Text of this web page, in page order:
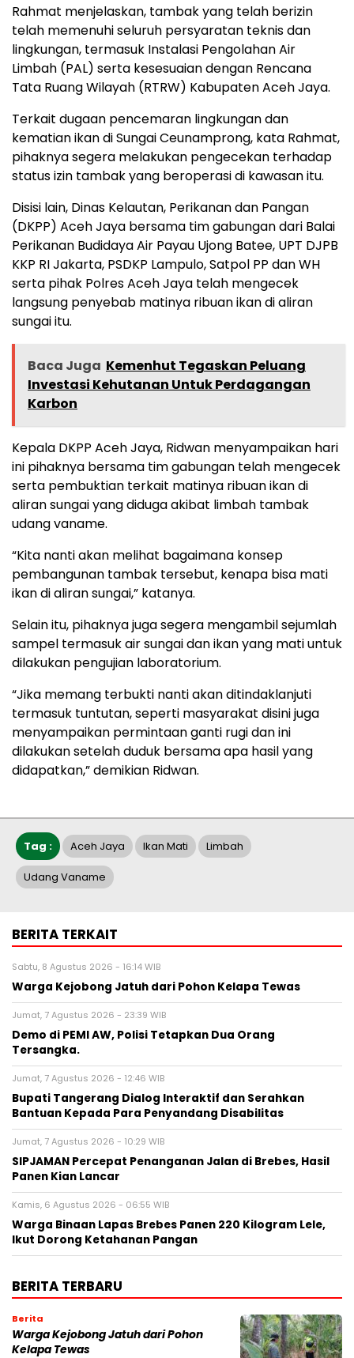
Rahmat menjelaskan, tambak yang telah berizin
telah memenuhi seluruh persyaratan teknis dan
lingkungan, termasuk Instalasi Pengolahan Air
Limbah (PAL) serta kesesuaian dengan Rencana
Tata Ruang Wilayah (RTRW) Kabupaten Aceh Jaya.
Terkait dugaan pencemaran lingkungan dan
kematian ikan di Sungai Ceunamprong, kata Rahmat,
pihaknya segera melakukan pengecekan terhadap
status izin tambak yang beroperasi di kawasan itu.
Disisi lain, Dinas Kelautan, Perikanan dan Pangan
(DKPP) Aceh Jaya bersama tim gabungan dari Balai
Perikanan Budidaya Air Payau Ujong Batee, UPT DJPB
KKP RI Jakarta, PSDKP Lampulo, Satpol PP dan WH
serta pihak Polres Aceh Jaya telah mengecek
langsung penyebab matinya ribuan ikan di aliran
sungai itu.
Baca Juga Kemenhut Tegaskan Peluang
Investasi Kehutanan Untuk Perdagangan
Karbon
Kepala DKPP Aceh Jaya, Ridwan menyampaikan hari
ini pihaknya bersama tim gabungan telah mengecek
serta pembuktian terkait matinya ribuan ikan di
aliran sungai yang diduga akibat limbah tambak
udang vaname.
“Kita nanti akan melihat bagaimana konsep
pembangunan tambak tersebut, kenapa bisa mati
ikan di aliran sungai,” katanya.
Selain itu, pihaknya juga segera mengambil sejumlah
sampel termasuk air sungai dan ikan yang mati untuk
dilakukan pengujian laboratorium.
“Jika memang terbukti nanti akan ditindaklanjuti
termasuk tuntutan, seperti masyarakat disini juga
menyampaikan permintaan ganti rugi dan ini
dilakukan setelah duduk bersama apa hasil yang
didapatkan,” demikian Ridwan.
Tag : Aceh Jaya Ikan Mati Limbah
Udang Vaname
BERITA TERKAIT
Sabtu, 8 Agustus 2026 - 16:14 WIB
Warga Kejobong Jatuh dari Pohon Kelapa Tewas
Jumat, 7 Agustus 2026 - 23:39 WIB
Demo di PEMI AW, Polisi Tetapkan Dua Orang
Tersangka.
Jumat, 7 Agustus 2026 - 12:46 WIB
Bupati Tangerang Dialog Interaktif dan Serahkan
Bantuan Kepada Para Penyandang Disabilitas
Jumat, 7 Agustus 2026 - 10:29 WIB
SIPJAMAN Percepat Penanganan Jalan di Brebes, Hasil
Panen Kian Lancar
Kamis, 6 Agustus 2026 - 06:55 WIB
Warga Binaan Lapas Brebes Panen 220 Kilogram Lele,
Ikut Dorong Ketahanan Pangan
BERITA TERBARU
Berita
Warga Kejobong Jatuh dari Pohon
Kelapa Tewas